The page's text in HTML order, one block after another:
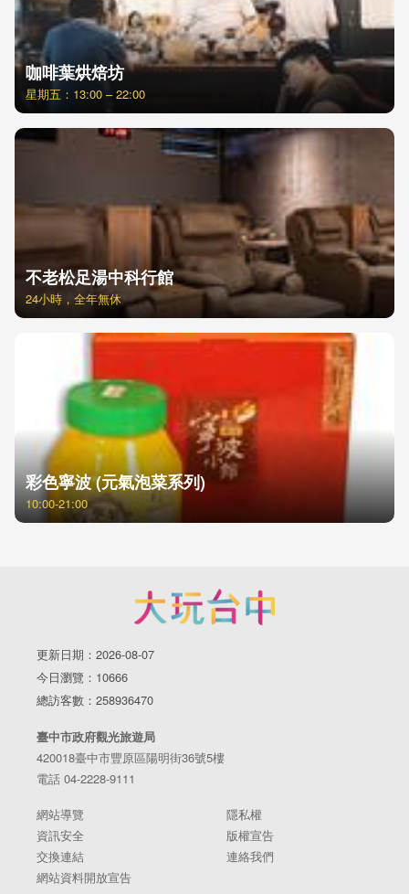
咖啡葉烘焙坊
星期五：13:00 – 22:00
不老松足湯中科行館
24小時，全年無休
彩色寧波 (元氣泡菜系列)
10:00-21:00
更新日期：2026-08-07
今日瀏覽：10666
總訪客數：258936470
臺中市政府觀光旅遊局
420018臺中市豐原區陽明街36號5樓
電話 04-2228-9111
網站導覽
隱私權
資訊安全
版權宣告
交換連結
連絡我們
網站資料開放宣告